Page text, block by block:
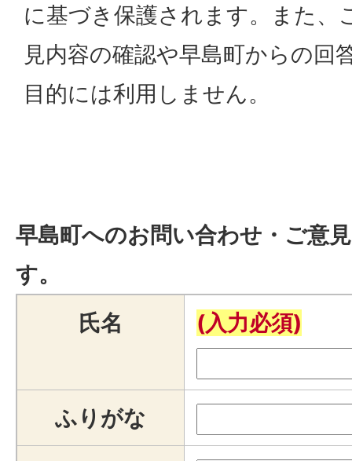
に基づき保護されます。また、
見内容の確認や早島町からの回
目的には利用しません。
早島町へのお問い合わせ・ご意
す。
氏名
(入力必須)
ふりがな